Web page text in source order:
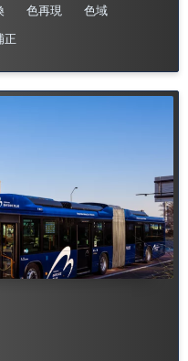
色再現
色域
正